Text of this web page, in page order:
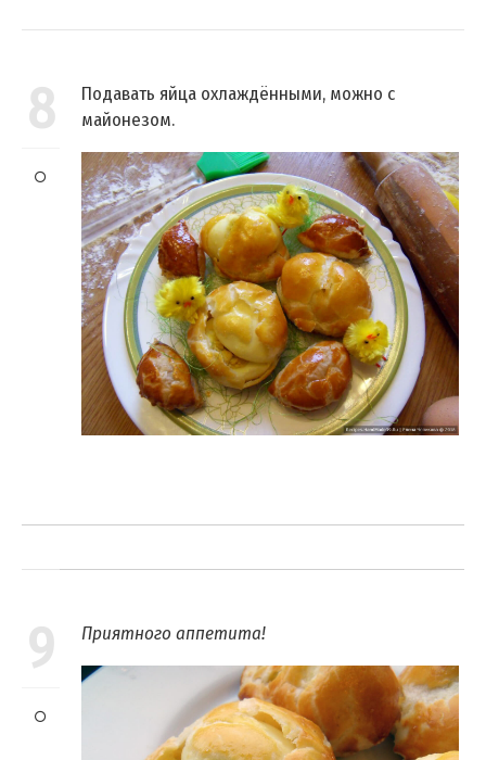
8
Подавать яйца охлаждёнными, можно с
майонезом.
9 Приятного аппетита!